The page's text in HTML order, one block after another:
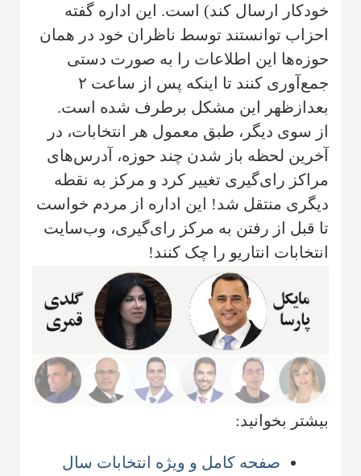
خودکار ارسال کند) است. این اداره گفته
احزاب توانستند توسط ناظران خود در همان
حوزه‌ها این اطلاعات را به صورت دستی
جمع‌آوری کنند تا اینکه پس از ساعت ۲
بعدازظهر این مشکل برطرف شده است.
از سوی دیگر، طبق معمول هر انتخابات، در
آخرین لحظه باز شدن چند حوزه، آدرس‌های
مراکز رای‌گیری تغییر کرد و مرکز به نقطه
دیگری منتقل شد! این اداره از مردم خواست
تا قبل از رفتن به مرکز رای‌گیری، وب‌سایت
انتخابات انتاریو را چک کنند!
بیشتر بخوانید:
صفحه کامل و ویژه انتخابات سال